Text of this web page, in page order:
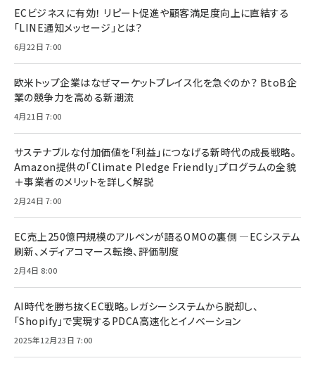
ECビジネスに有効！ リピート促進や顧客満足度向上に直結する
「LINE通知メッセージ」とは？
6月22日 7:00
欧米トップ企業はなぜマーケットプレイス化を急ぐのか？ BtoB企
業の競争力を高める新潮流
4月21日 7:00
サステナブルな付加価値を「利益」につなげる新時代の成長戦略。
Amazon提供の「Climate Pledge Friendly」プログラムの全貌
＋事業者のメリットを詳しく解説
2月24日 7:00
EC売上250億円規模のアルペンが語るOMOの裏側 ―ECシステム
刷新、メディアコマース転換、評価制度
2月4日 8:00
AI時代を勝ち抜くEC戦略。レガシーシステムから脱却し、
「Shopify」で実現するPDCA高速化とイノベーション
2025年12月23日 7:00